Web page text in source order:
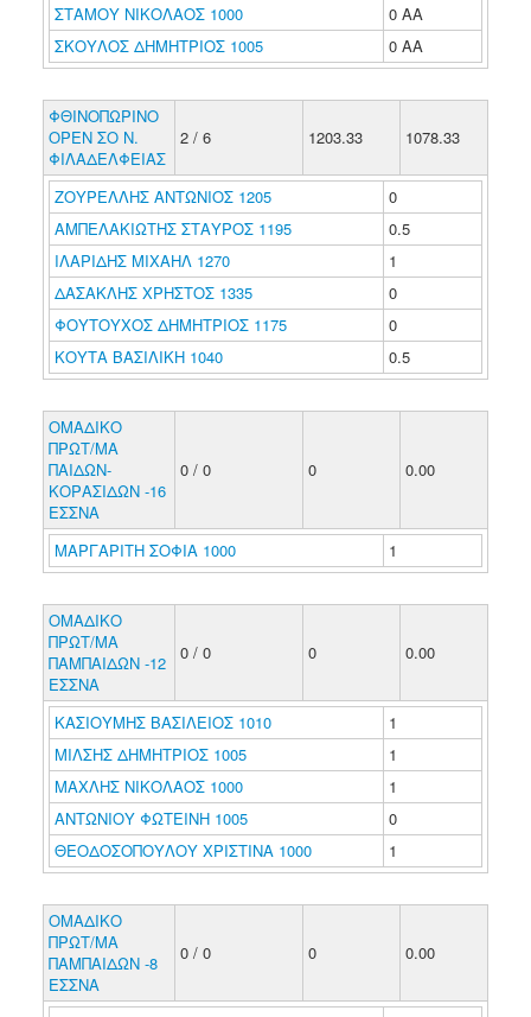
ΣΤΑΜΟΥ ΝΙΚΟΛΑΟΣ 1000
0 ΑΑ
ΣΚΟΥΛΟΣ ΔΗΜΗΤΡΙΟΣ 1005
0 ΑΑ
ΦΘΙΝΟΠΩΡΙΝΟ
ΟΡΕΝ ΣΟ Ν.
ΦΙΛΑΔΕΛΦΕΙΑΣ
2 / 6 1203.33 1078.33
ΖΟΥΡΕΛΛΗΣ ΑΝΤΩΝΙΟΣ 1205
0
ΑΜΠΕΛΑΚΙΩΤΗΣ ΣΤΑΥΡΟΣ 1195
0.5
ΙΛΑΡΙΔΗΣ ΜΙΧΑΗΛ 1270
1
ΔΑΣΑΚΛΗΣ ΧΡΗΣΤΟΣ 1335
0
ΦΟΥΤΟΥΧΟΣ ΔΗΜΗΤΡΙΟΣ 1175
0
ΚΟΥΤΑ ΒΑΣΙΛΙΚΗ 1040
0.5
ΟΜΑΔΙΚΟ
ΠΡΩΤ/ΜΑ
ΠΑΙΔΩΝ-
ΚΟΡΑΣΙΔΩΝ -16
ΕΣΣΝΑ
0 / 0 0 0.00
ΜΑΡΓΑΡΙΤΗ ΣΟΦΙΑ 1000 1
ΟΜΑΔΙΚΟ
ΠΡΩΤ/ΜΑ
ΠΑΜΠΑΙΔΩΝ -12
ΕΣΣΝΑ
0 / 0 0 0.00
ΚΑΣΙΟΥΜΗΣ ΒΑΣΙΛΕΙΟΣ 1010
1
ΜΙΛΣΗΣ ΔΗΜΗΤΡΙΟΣ 1005
1
ΜΑΧΛΗΣ ΝΙΚΟΛΑΟΣ 1000
1
ΑΝΤΩΝΙΟΥ ΦΩΤΕΙΝΗ 1005
0
ΘΕΟΔΟΣΟΠΟΥΛΟΥ ΧΡΙΣΤΙΝΑ 1000
1
ΟΜΑΔΙΚΟ
ΠΡΩΤ/ΜΑ
ΠΑΜΠΑΙΔΩΝ -8
ΕΣΣΝΑ
0 / 0 0 0.00